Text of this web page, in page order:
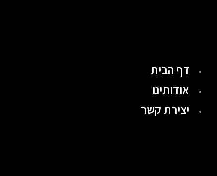
דף הבית
אודותינו
יצירת קשר